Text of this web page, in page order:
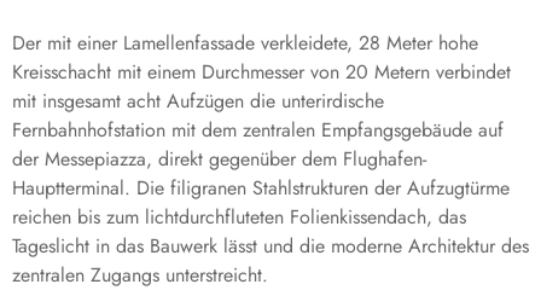
Der mit einer Lamellenfassade verkleidete, 28 Meter hohe
Kreisschacht mit einem Durchmesser von 20 Metern verbindet
mit insgesamt acht Aufzügen die unterirdische
Fernbahnhofstation mit dem zentralen Empfangsgebäude auf
der Messepiazza, direkt gegenüber dem Flughafen-
Hauptterminal. Die filigranen Stahlstrukturen der Aufzugtürme
reichen bis zum lichtdurchfluteten Folienkissendach, das
Tageslicht in das Bauwerk lässt und die moderne Architektur des
zentralen Zugangs unterstreicht.